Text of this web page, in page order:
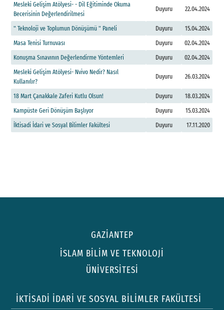
Mesleki Gelişim Atölyesi- - Dil Eğitiminde Okuma
Becerisinin Değerlendirilmesi
Duyuru 22.04.2024
" Teknoloji ve Toplumun Dönüşümü " Paneli Duyuru
15.04.2024
Masa Tenisi Turnuvası Duyuru
02.04.2024
Konuşma Sınavının Değerlendirme Yöntemleri Duyuru
02.04.2024
Mesleki Gelişim Atölyesi- Nvivo Nedir? Nasıl
Kullanılır?
Duyuru 26.03.2024
18 Mart Çanakkale Zaferi Kutlu Olsun! Duyuru
18.03.2024
Kampüste Geri Dönüşüm Başlıyor Duyuru
15.03.2024
İktisadi İdari ve Sosyal Bilimler Fakültesi Duyuru 17.11.2020
GAZİANTEP
İSLAM BİLİM VE TEKNOLOJİ
ÜNİVERSİTESİ
İKTİSADİ İDARİ VE SOSYAL BİLİMLER FAKÜLTESİ